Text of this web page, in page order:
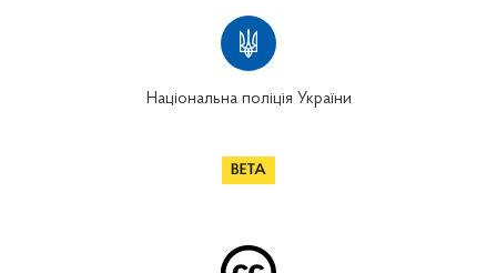
Національна поліція України